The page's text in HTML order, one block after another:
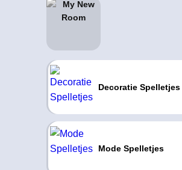
Decoratie Spelletjes
Mode Spelletjes